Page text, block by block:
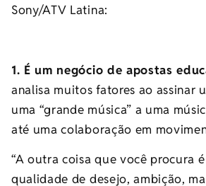
Sony/ATV Latina:
1. É um negócio de apostas
analisa muitos fatores ao assinar
uma “grande música” a uma
até uma colaboração em
“A outra coisa que você procura
qualidade de desejo, ambição,